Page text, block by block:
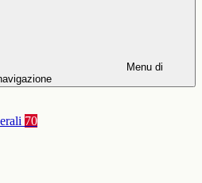
Menu di
70